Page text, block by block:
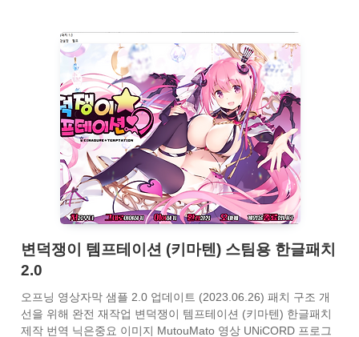
변덕쟁이 템프테이션 (키마텐) 스팀용 한글패치
2.0
오프닝 영상자막 샘플 2.0 업데이트 (2023.06.26) 패치 구조 개
선을 위해 완전 재작업 변덕쟁이 템프테이션 (키마텐) 한글패치
제작 번역 닉은중요 이미지 MutouMato 영상 UNiCORD 프로그